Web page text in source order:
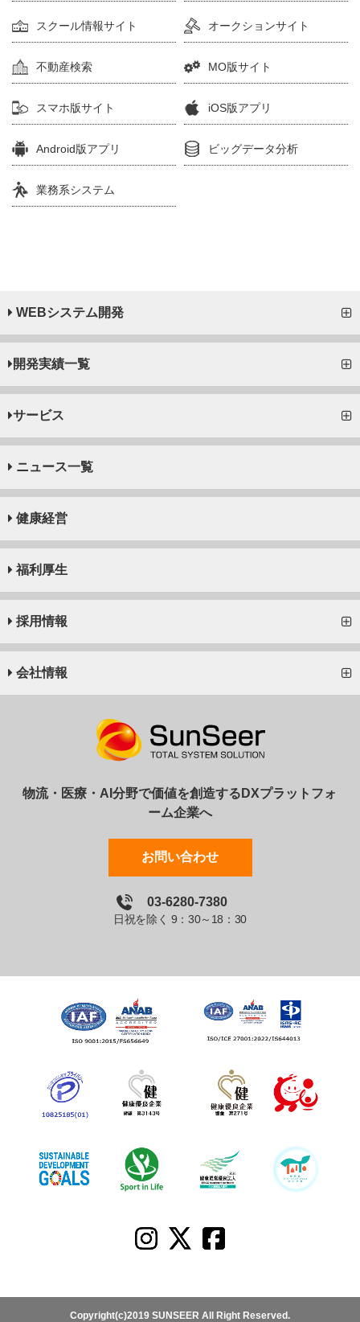
スクール情報サイト オークションサイト
不動産検索 MO版サイト
スマホ版サイト iOS版アプリ
Android版アプリ ビッグデータ分析
業務系システム
WEBシステム開発
開発実績一覧
サービス
ニュース一覧
健康経営
福利厚生
採用情報
会社情報
物流・医療・AI分野で価値を創造するDXプラットフォ
ーム企業へ
お問い合わせ
03-6280-7380
日祝を除く 9：30～18：30
Copyright(c)2019 SUNSEER All Right Reserved.